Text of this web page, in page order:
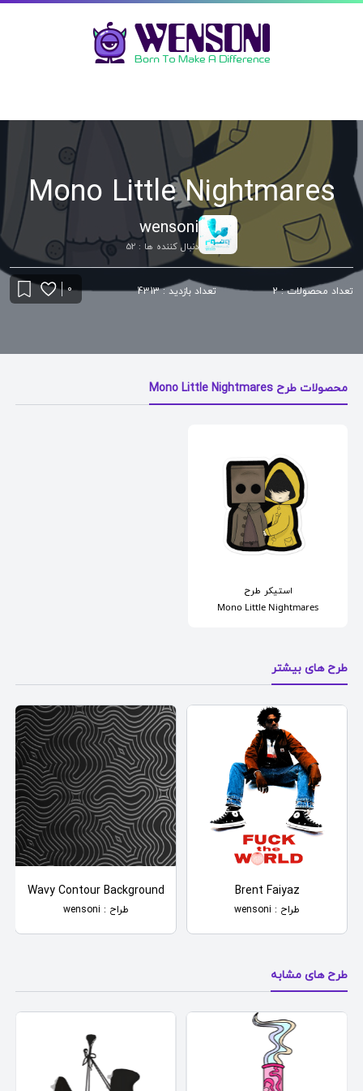
Mono Little Nightmares
wensoni
دنبال کننده ها : 52
تعداد محصولات : 2 تعداد بازدید : 4313 0
محصولات طرح Mono Little Nightmares
استیکر طرح
Mono Little Nightmares
طرح های بیشتر
Brent Faiyaz
طراح : wensoni
Wavy Contour Background
طراح : wensoni
طرح های مشابه